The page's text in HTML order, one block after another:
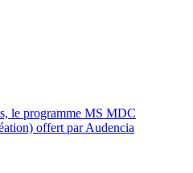
le programme MS MDC
offert par Audencia